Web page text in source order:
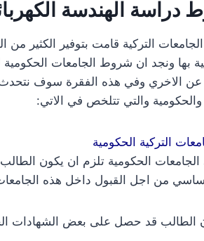
دراسة الهندسة
التركية قامت بتوفير الكثير
بها ونجد ان شروط الجامعات
الاخري وفي هذه الفقرة سوف
والحكومية والتي تتلخص في الاتي:
التركية الحكومية
الحكومية تلزم ان يكون
من اجل القبول داخل هذه
الطالب قد حصل على بعض الشهادات